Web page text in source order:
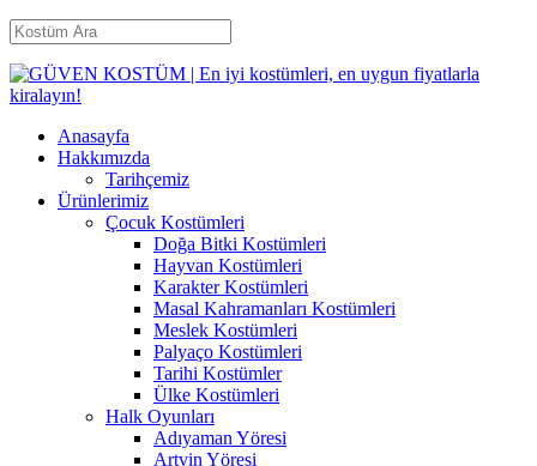
Anasayfa
Hakkımızda
Tarihçemiz
Ürünlerimiz
Çocuk Kostümleri
Doğa Bitki Kostümleri
Hayvan Kostümleri
Karakter Kostümleri
Masal Kahramanları Kostümleri
Meslek Kostümleri
Palyaço Kostümleri
Tarihi Kostümler
Ülke Kostümleri
Halk Oyunları
Adıyaman Yöresi
Artvin Yöresi